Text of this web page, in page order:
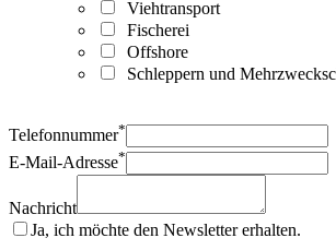
Viehtransport
Fischerei
Offshore
Schleppern und
Telefonnummer*
E-Mail-Adresse*
Nachricht
Ja, ich möchte den Newsletter erhalten.